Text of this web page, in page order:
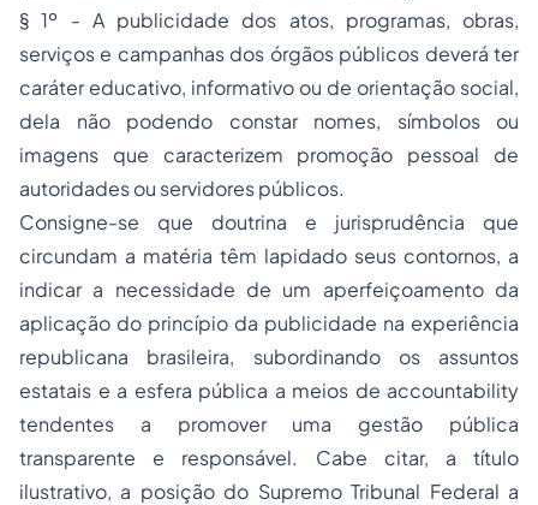
§ 1º - A publicidade dos atos, programas, obras,
serviços e campanhas dos órgãos públicos deverá ter
caráter educativo, informativo ou de orientação social,
dela não podendo constar nomes, símbolos ou
imagens que caracterizem promoção pessoal de
autoridades ou servidores públicos.
Consigne-se que doutrina e jurisprudência que
circundam a matéria têm lapidado seus contornos, a
indicar a necessidade de um aperfeiçoamento da
aplicação do princípio da publicidade na experiência
republicana brasileira, subordinando os assuntos
estatais e a esfera pública a meios de accountability
tendentes a promover uma gestão pública
transparente e responsável. Cabe citar, a título
ilustrativo, a posição do Supremo Tribunal Federal a